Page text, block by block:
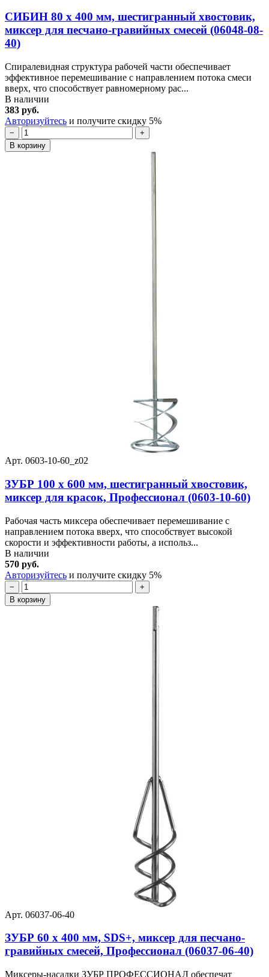
СИБИН 80 х 400 мм, шестигранный хвостовик,
миксер для песчано-гравийных смесей (06048-08-
40)
Спиралевидная структура рабочей части обеспечивает
эффективное перемешивание с направлением потока смеси
вверх, что способствует равномерному рас...
В наличии
383 руб.
Авторизуйтесь и получите скидку 5%
−
+
В корзину
Арт. 0603-10-60_z02
ЗУБР 100 х 600 мм, шестигранный хвостовик,
миксер для красок, Профессионал (0603-10-60)
Рабочая часть миксера обеспечивает перемешивание с
направлением потока вверх, что способствует высокой
скорости и эффективности работы, а использ...
В наличии
570 руб.
Авторизуйтесь и получите скидку 5%
−
+
В корзину
Арт. 06037-06-40
ЗУБР 60 x 400 мм, SDS+, миксер для песчано-
гравийных смесей, Профессионал (06037-06-40)
Миксеры-насадки ЗУБР ПРОФЕССИОНАЛ обеспечат